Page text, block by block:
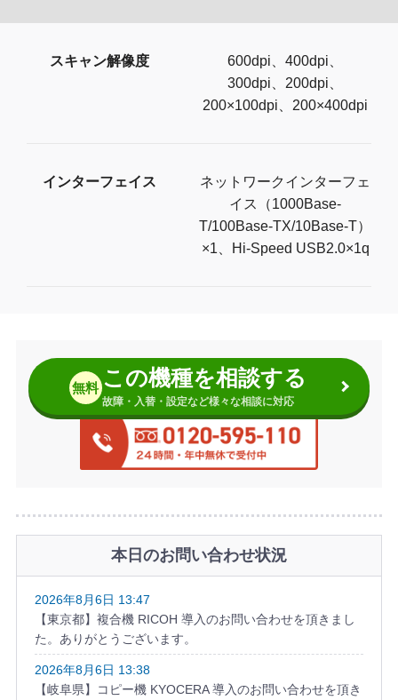
スキャン解像度
600dpi、400dpi、
300dpi、200dpi、
200×100dpi、200×400dpi
インターフェイス
ネットワークインターフェ
イス（1000Base-
T/100Base-TX/10Base-T）
×1、Hi-Speed USB2.0×1q
無料 この機種を相談する
故障・入替・設定など様々な相談に対応
本日のお問い合わせ状況
2026年8月6日 13:47
【東京都】複合機 RICOH 導入のお問い合わせを頂きまし
た。ありがとうございます。
2026年8月6日 13:38
【岐阜県】コピー機 KYOCERA 導入のお問い合わせを頂き